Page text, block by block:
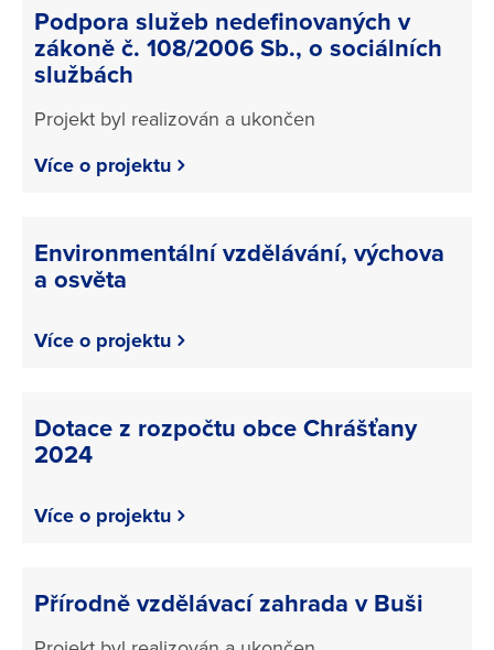
Podpora služeb nedefinovaných v
zákoně č. 108/2006 Sb., o sociálních
službách
Projekt byl realizován a ukončen
Více o projektu
Environmentální vzdělávání, výchova
a osvěta
Více o projektu
Dotace z rozpočtu obce Chrášťany
2024
Více o projektu
Přírodně vzdělávací zahrada v Buši